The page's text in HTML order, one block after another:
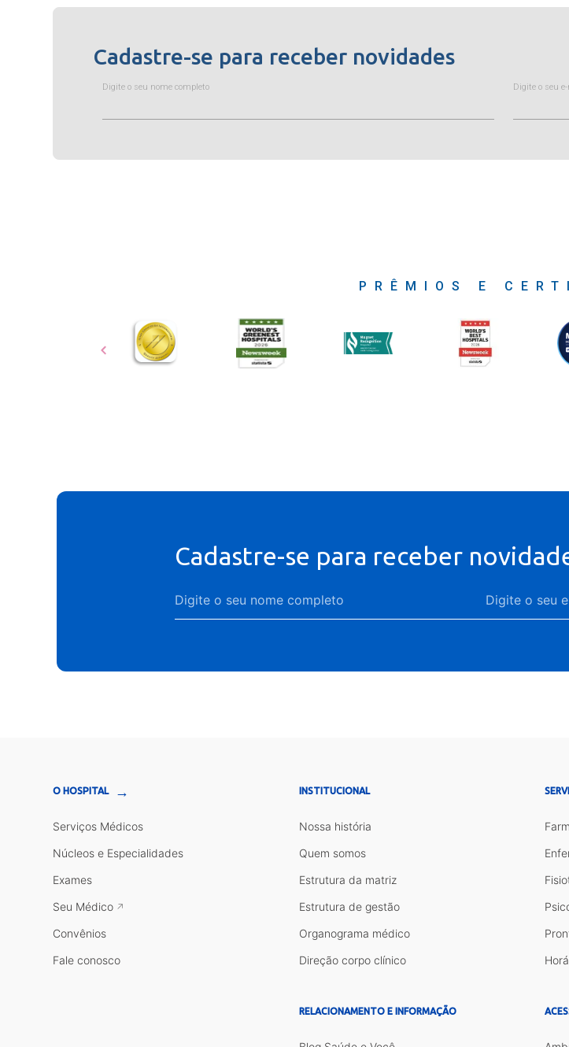
Cadastre-se para receber novidades
Digite o seu nome completo Digite o seu
PRÊMIOS E
Cadastre-se para receber
O HOSPITAL →
Serviços Médicos
Núcleos e Especialidades
Exames
Seu Médico
Convênios
Fale conosco
INSTITUCIONAL
Nossa história
Quem somos
Estrutura da matriz
Estrutura de gestão
Organograma médico
Direção corpo clínico
RELACIONAMENTO E INFORMAÇÃO